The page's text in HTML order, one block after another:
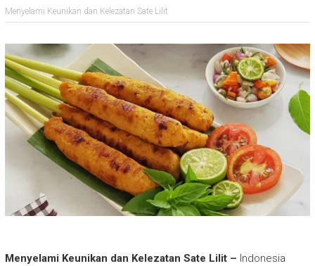
Menyelami Keunikan dan Kelezatan Sate Lilit
Menyelami Keunikan dan Kelezatan Sate Lilit – Indonesia